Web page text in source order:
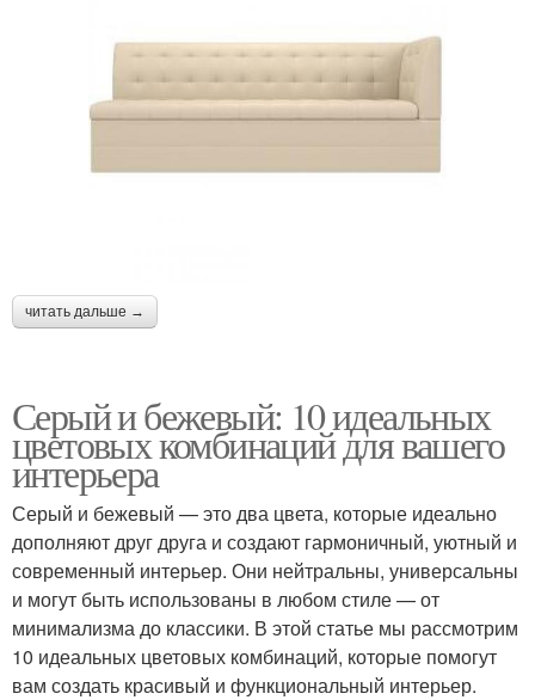
читать дальше →
Серый и бежевый: 10 идеальных
цветовых комбинаций для вашего
интерьера
Серый и бежевый — это два цвета, которые идеально
дополняют друг друга и создают гармоничный, уютный и
современный интерьер. Они нейтральны, универсальны
и могут быть использованы в любом стиле — от
минимализма до классики. В этой статье мы рассмотрим
10 идеальных цветовых комбинаций, которые помогут
вам создать красивый и функциональный интерьер.